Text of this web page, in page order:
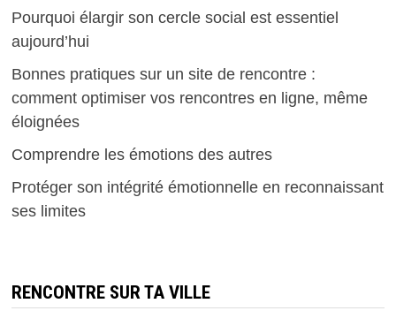
Pourquoi élargir son cercle social est essentiel
aujourd’hui
Bonnes pratiques sur un site de rencontre :
comment optimiser vos rencontres en ligne, même
éloignées
Comprendre les émotions des autres
Protéger son intégrité émotionnelle en reconnaissant
ses limites
RENCONTRE SUR TA VILLE